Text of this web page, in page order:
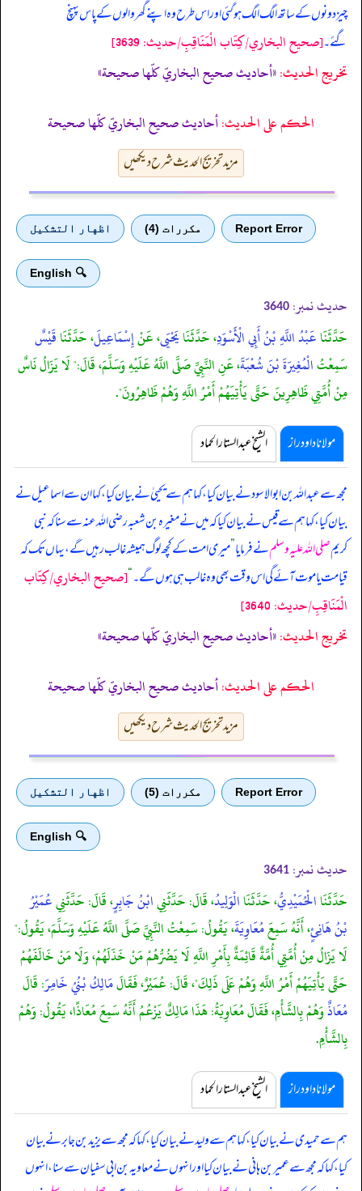
چیز دونوں کے ساتھ الگ الگ ہو گئی اور اس طرح وہ اپنے گھر والوں کے پاس پہنچ
گئے۔[صحيح البخاري/كِتَاب الْمَنَاقِبِ/حدیث: 3639]
تخریج الحدیث:«أحاديث صحيح البخاريّ كلّها صحيحة»
الحكم على الحديث:أحاديث صحيح البخاريّ كلّها صحيحة
مزید تخریج الحدیث شرح دیکھیں
Report Error مكررات (4) اظهار التشكيل
🔍 English
حدیث نمبر: 3640
حَدَّثَنَاعَبْدُ اللَّهِ بْنُ أَبِي الْأَسْوَدِ، حَدَّثَنَايَحْيَى، عَنْإِسْمَاعِيلَ، حَدَّثَنَاقَيْسٌ
سَمِعْتُالْمُغِيرَةَ بْنَ شُعْبَةَ، عَنِ النَّبِيِّ صَلَّى اللَّهُ عَلَيْهِ وَسَلَّمَ، قَالَ:" لَا يَزَالُ نَاسٌ
مِنْ أُمَّتِي ظَاهِرِينَ حَتَّى يَأْتِيَهُمْ أَمْرُ اللَّهِ وَهُمْ ظَاهِرُونَ".
مولانا داود راز الشیخ عبدالستار الحماد
مجھ سے عبداللہ بن ابوالاسود نے بیان کیا، کہا ہم سے یحییٰ نے بیان کیا، کہا ان سے اسماعیل نے
بیان کیا، کہا ہم سے قیس نے بیان کیا کہ میں نے مغیرہ بن شعبہ رضی اللہ عنہ سے سنا کہنبی
کریمصلی اللہ علیہ وسلمنے فرمایا”میری امت کے کچھ لوگ ہمیشہ غالب رہیں گے، یہاں تک کہ
قیامت یا موت آئے گی اس وقت بھی وہ غالب ہی ہوں گے۔“[صحيح البخاري/كِتَاب
الْمَنَاقِبِ/حدیث: 3640]
تخریج الحدیث:«أحاديث صحيح البخاريّ كلّها صحيحة»
الحكم على الحديث:أحاديث صحيح البخاريّ كلّها صحيحة
مزید تخریج الحدیث شرح دیکھیں
Report Error مكررات (5) اظهار التشكيل
🔍 English
حدیث نمبر: 3641
حَدَّثَنَاالْحُمَيْدِيُّ، حَدَّثَنَاالْوَلِيدُ، قَالَ: حَدَّثَنِيابْنُ جَابِرٍ، قَالَ: حَدَّثَنِيعُمَيْرُ
بْنُ هَانِئٍ، أَنَّهُ سَمِعَمُعَاوِيَةَ، يَقُولُ: سَمِعْتُ النَّبِيَّ صَلَّى اللَّهُ عَلَيْهِ وَسَلَّمَ، يَقُولُ:"
لَا يَزَالُ مِنْ أُمَّتِي أُمَّةٌ قَائِمَةٌ بِأَمْرِ اللَّهِ لَا يَضُرُّهُمْ مَنْ خَذَلَهُمْ، وَلَا مَنْ خَالَفَهُمْ
حَتَّى يَأْتِيَهُمْ أَمْرُ اللَّهِ وَهُمْ عَلَى ذَلِكَ"، قَالَ: عُمَيْرٌ، فَقَالَمَالِكُ بْنُيُ خَامِرَ: قَالَ
مُعَاذٌوَهُمْ بِالشَّأْمِ، فَقَالَ مُعَاوِيَةُ: هَذَا مَالِكٌ يَزْعُمُ أَنَّهُ سَمِعَ مُعَاذًا، يَقُولُ: وَهُمْ
بِالشَّأْمِ.
مولانا داود راز الشیخ عبدالستار الحماد
ہم سے حمیدی نے بیان کیا، کہا ہم سے ولید نے بیان کیا، کہا کہ مجھ سے یزید بن جابر نے بیان
کیا، کہا کہ مجھ سے عمیر بن ہانی نے بیان کیا اور انہوں نے معاویہ بن ابی سفیان سے سنا، انہوں